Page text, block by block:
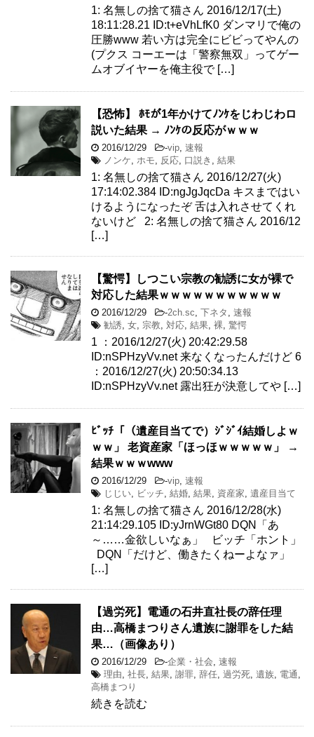
1: 名無しの捨て猫さん 2016/12/17(土)
18:11:28.21 ID:t+eVhLfK0 ダンマリで俺の
圧勝www 若い方は完全にビビってやんの
(プクス コーエーは「警察無双」ってゲー
ムオブイヤーを俺主役で […]
【恐怖】 ﾎﾓが1年かけてﾉﾝｹをじわじわロ
説いた結果 → ﾉﾝｹの反応がｗｗｗ
2016/12/29 -vip 速報
ノンケ
ホモ 反応 口説き 結果
1: 名無しの捨て猫さん 2016/12/27(火)
17:14:02.384 ID:ngJgJqcDa キスまではい
けるようになったぞ 舌は入れさせてくれ
ないけど 2: 名無しの捨て猫さん 2016/12
[…]
【驚愕】しつこい宗教の勧誘に女が裸で
対応した結果ｗｗｗｗｗｗｗｗｗｗｗ
2016/12/29 -2ch.sc 下ネタ
速報
勧誘 女 宗教 対応 結果 裸 驚愕
1 ：2016/12/27(火) 20:42:29.58
ID:nSPHzyVv.net 来なくなったんだけど 6
：2016/12/27(火) 20:50:34.13
ID:nSPHzyVv.net 露出狂が決意してや […]
ﾋﾞｯﾁ「（遺産目当てで）ｼﾞｼﾞｲ結婚しよｗ
ｗｗ」 老資産家「ほっほｗｗｗｗｗ」 →
結果ｗｗｗwww
2016/12/29 -vip 速報
じじい
ビッチ 結婚 結果 資産家 遺産目当て
1: 名無しの捨て猫さん 2016/12/28(水)
21:14:29.105 ID:yJrnWGt80 DQN「あ
～……金欲しいなぁ」 ビッチ「ホント」
DQN「だけど、働きたくねーよなァ」
[…]
【過労死】電通の石井直社長の辞任理
由…高橋まつりさん遺族に謝罪をした結
果…（画像あり）
2016/12/29 -企業・社会 速報
理由 社長 結果 謝罪 辞任 過労死 遺族 電通
高橋まつり
続きを読む